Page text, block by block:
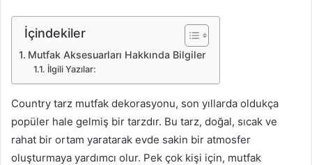
İçindekiler
Mutfak Aksesuarları Hakkında Bilgiler
İlgili Yazılar:
Country tarz mutfak dekorasyonu, son yıllarda oldukça
popüler hale gelmiş bir tarzdır. Bu tarz, doğal, sıcak ve
rahat bir ortam yaratarak evde sakin bir atmosfer
oluşturmaya yardımcı olur. Pek çok kişi için, mutfak